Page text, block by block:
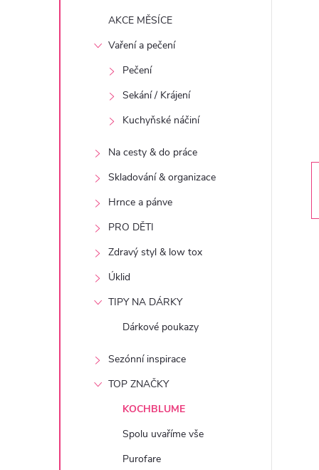
AKCE MĚSÍCE
Vaření a pečení
Pečení
Sekání / Krájení
Kuchyňské náčiní
Na cesty & do práce
Skladování & organizace
Hrnce a pánve
PRO DĚTI
Zdravý styl & low tox
Úklid
TIPY NA DÁRKY
Dárkové poukazy
Sezónní inspirace
TOP ZNAČKY
KOCHBLUME
Spolu uvaříme vše
Purofare